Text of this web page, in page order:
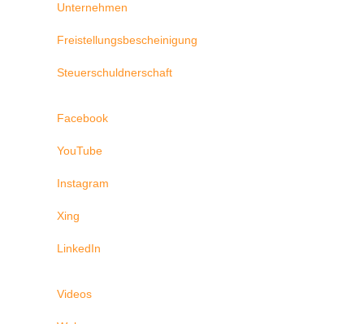
Unternehmen
Freistellungsbescheinigung
Steuerschuldnerschaft
Facebook
YouTube
Instagram
Xing
LinkedIn
Videos